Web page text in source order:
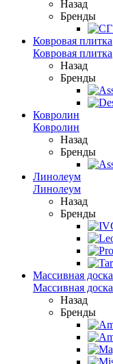
Назад
Бренды
Ковровая плитка
Ковровая плитка
Назад
Бренды
Ковролин
Ковролин
Назад
Бренды
Линолеум
Линолеум
Назад
Бренды
Массивная доска
Массивная доска
Назад
Бренды